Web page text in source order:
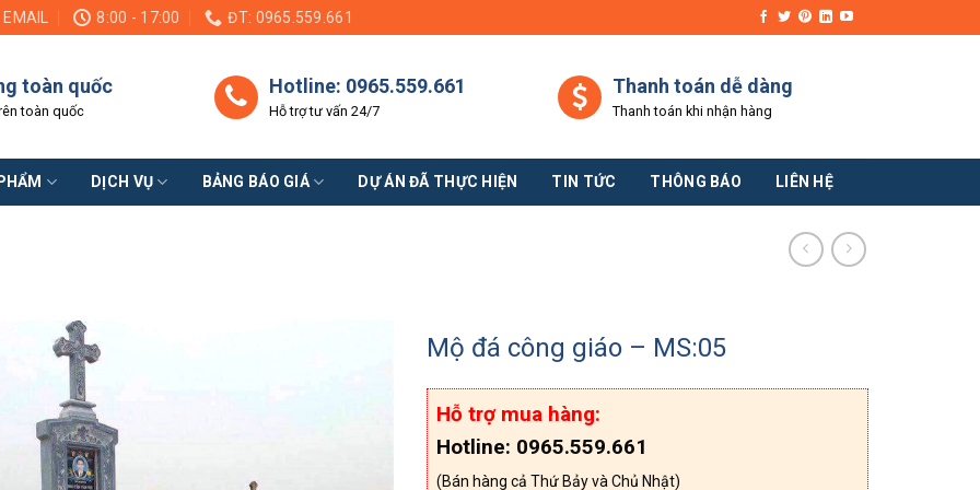
EMAIL 8:00 - 17:00 ĐT: 0965.559.661
toàn quốc
toàn quốc
Hotline: 0965.559.661
Hỗ trợ tư vấn 24/7
Thanh toán dễ dàng
Thanh toán khi nhận hàng
DỊCH VỤ BẢNG BÁO GIÁ DỰ ÁN ĐÃ THỰC HIỆN TIN TỨC THÔNG BÁO LIÊN HỆ
Mộ đá công giáo – MS:05
Hỗ trợ mua hàng:
Hotline: 0965.559.661
(Bán hàng cả Thứ Bảy và Chủ Nhật)